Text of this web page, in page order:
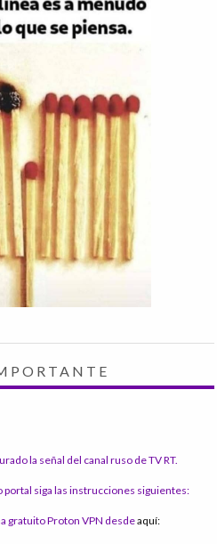
la señal del canal ruso de TV RT.
siga las instrucciones siguientes:
gratuito Proton VPN desdeaquí: